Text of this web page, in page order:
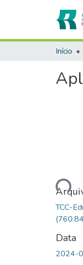
Início
Carregando...
TCC-
Data
2024-